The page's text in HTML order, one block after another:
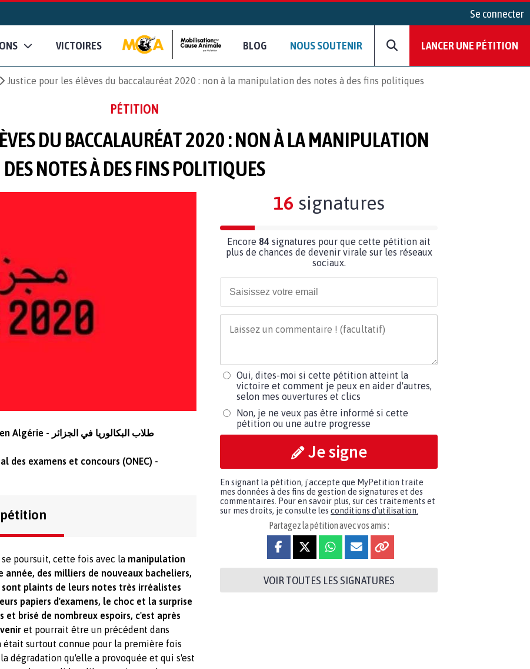
Se connecter
VICTOIRES BLOG NOUS SOUTENIR LANCER UNE PÉTITION
Justice pour les élèves du baccalauréat 2020 : non à la manipulation des notes à des fins politiques
PÉTITION
DU BACCALAURÉAT 2020 : NON À LA MANIPULATION
DES NOTES À DES FINS POLITIQUES
Les élèves du baccalauréat en Algérie - طلاب البكالوريا في الجزائر
des examens et concours (ONEC) -
poursuit, cette fois avec la manipulation
année, des milliers de nouveaux bacheliers,
plaints de leurs notes très irréalistes
papiers d'examens, le choc et la surprise
brisé de nombreux espoirs, c'est après
et pourrait être un précédent dans
surtout connue pour la première fois
dégradation qu'elle a provoquée et qui s'est
16 signatures
Encore 84 signatures pour que cette pétition ait
plus de chances de devenir virale sur les réseaux
sociaux.
Oui, dites-moi si cette pétition atteint la
victoire et comment je peux en aider d'autres,
selon mes ouvertures et clics
Non, je ne veux pas être informé si cette
pétition ou une autre progresse
Je signe
En signant la pétition, j'accepte que MyPetition traite
mes données à des fins de gestion de signatures et des
commentaires. Pour en savoir plus, sur ces traitements et
sur mes droits, je consulte les conditions d'utilisation.
Partagez la pétition avec vos amis :
VOIR TOUTES LES SIGNATURES